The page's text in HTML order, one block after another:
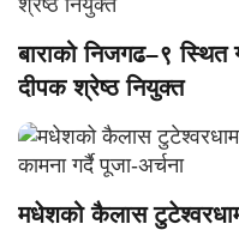
बाराको निजगढ–९ स्थित
दीपक श्रेष्ठ नियुक्त
मधेशको कैलास